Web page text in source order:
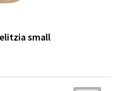
small